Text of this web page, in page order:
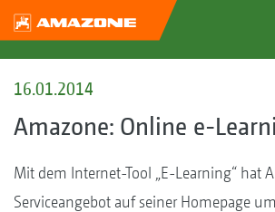
16.01.2014
Amazone: Online e-
Mit dem Internet-Tool „E-Learning“ hat
Serviceangebot auf seiner Homepage